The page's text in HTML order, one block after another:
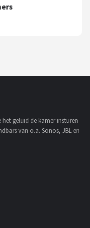
geluid de kamer insturen
van o.a. Sonos, JBL en